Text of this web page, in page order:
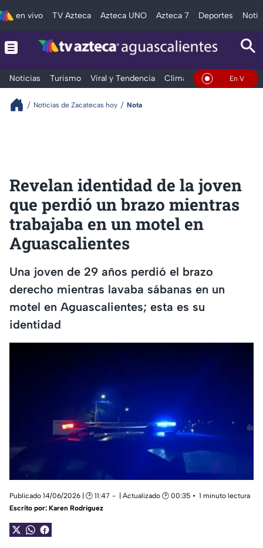
en vivo TV Azteca Azteca UNO Azteca 7 Deportes
Noticias Turismo Viral y Tendencia Clima DeportesEn Vivo
Noticias de Zacatecas hoy Nota
Revelan identidad de la joven
que perdió un brazo mientras
trabajaba en un motel en
Aguascalientes
Una joven de 29 años perdió el brazo
derecho mientras lavaba sábanas en un
motel en Aguascalientes; esta es su
identidad
Publicado 14/06/2026 | 🕑 11:47 | Actualizado 🕑 00:35
1 minuto lectura
Escrito por: Karen Rodríguez